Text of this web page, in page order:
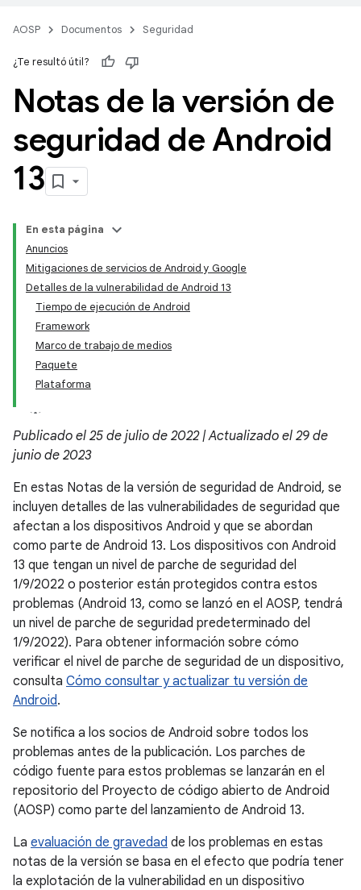
AOSP Documentos Seguridad
¿Te resultó útil?
Notas de la versión de
seguridad de Android
13
En esta página
Anuncios
Mitigaciones de servicios de Android y Google
Detalles de la vulnerabilidad de Android 13
Tiempo de ejecución de Android
Framework
Marco de trabajo de medios
Paquete
Plataforma
Publicado el 25 de julio de 2022 | Actualizado el 29 de
junio de 2023
En estas Notas de la versión de seguridad de Android, se
incluyen detalles de las vulnerabilidades de seguridad que
afectan a los dispositivos Android y que se abordan
como parte de Android 13. Los dispositivos con Android
13 que tengan un nivel de parche de seguridad del
1/9/2022 o posterior están protegidos contra estos
problemas (Android 13, como se lanzó en el AOSP, tendrá
un nivel de parche de seguridad predeterminado del
1/9/2022). Para obtener información sobre cómo
verificar el nivel de parche de seguridad de un dispositivo,
consulta Cómo consultar y actualizar tu versión de
Android.
Se notifica a los socios de Android sobre todos los
problemas antes de la publicación. Los parches de
código fuente para estos problemas se lanzarán en el
repositorio del Proyecto de código abierto de Android
(AOSP) como parte del lanzamiento de Android 13.
La evaluación de gravedad de los problemas en estas
notas de la versión se basa en el efecto que podría tener
la explotación de la vulnerabilidad en un dispositivo